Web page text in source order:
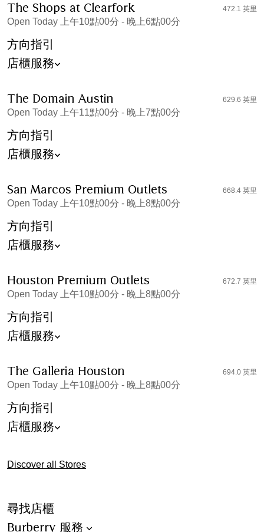
The Shops at Clearfork 472.1 英里
Open Today 上午10點00分 - 晚上6點00分
方向指引
店櫃服務
The Domain Austin 629.6 英里
Open Today 上午11點00分 - 晚上7點00分
方向指引
店櫃服務
San Marcos Premium Outlets 668.4 英里
Open Today 上午10點00分 - 晚上8點00分
方向指引
店櫃服務
Houston Premium Outlets 672.7 英里
Open Today 上午10點00分 - 晚上8點00分
方向指引
店櫃服務
The Galleria Houston 694.0 英里
Open Today 上午10點00分 - 晚上8點00分
方向指引
店櫃服務
Discover all Stores
尋找店櫃
Burberry 服務